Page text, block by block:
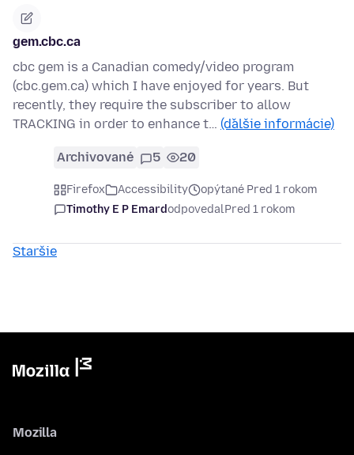
gem.cbc.ca
cbc gem is a Canadian comedy/video program
(cbc.gem.ca) which I have enjoyed for years. But
recently, they require the subscriber to allow
TRACKING in order to enhance t… (ďalšie informácie)
Archivované 5 20
Firefox Accessibility
opýtané Pred 1 rokom
Timothy E P EmardodpovedalPred 1 rokom
Staršie
Mozilla